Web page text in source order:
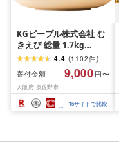
KGピープル株式会社 む
きえび 総量 1.7kg
(850g×2P) 特大 5Lサイ
ズ バナメイエビ バラ凍
結 下処理不要 サイズ不
揃い 訳あり
4.4 (1102件)
寄付金額
9,000 円〜
大阪府 泉佐野市
15サイトで比較